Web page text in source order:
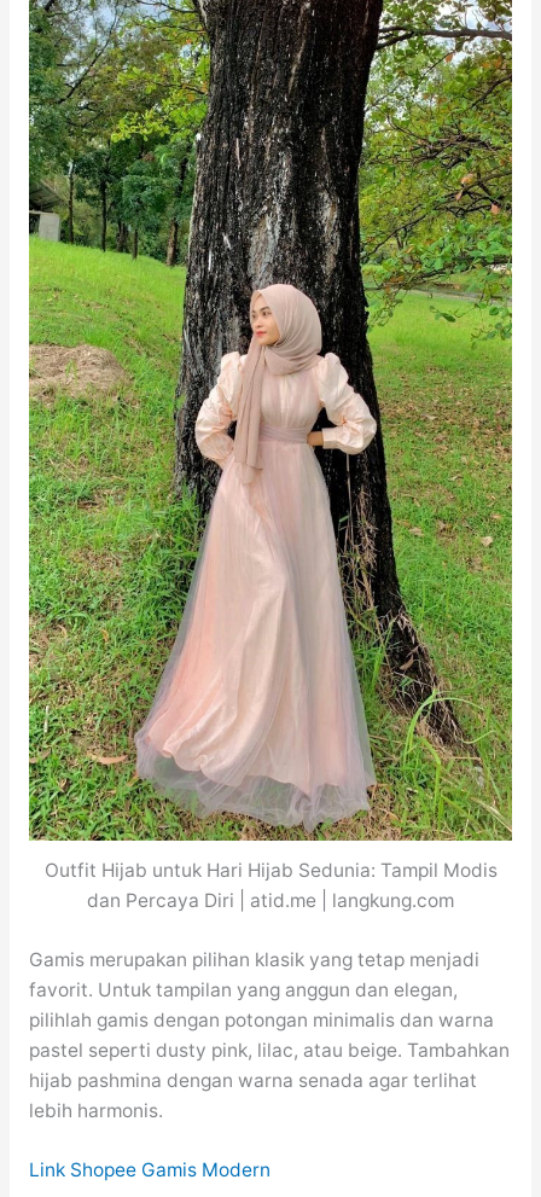
Outfit Hijab untuk Hari Hijab Sedunia: Tampil Modis
dan Percaya Diri | atid.me | langkung.com
Gamis merupakan pilihan klasik yang tetap menjadi
favorit. Untuk tampilan yang anggun dan elegan,
pilihlah gamis dengan potongan minimalis dan warna
pastel seperti dusty pink, lilac, atau beige. Tambahkan
hijab pashmina dengan warna senada agar terlihat
lebih harmonis.
Link Shopee Gamis Modern